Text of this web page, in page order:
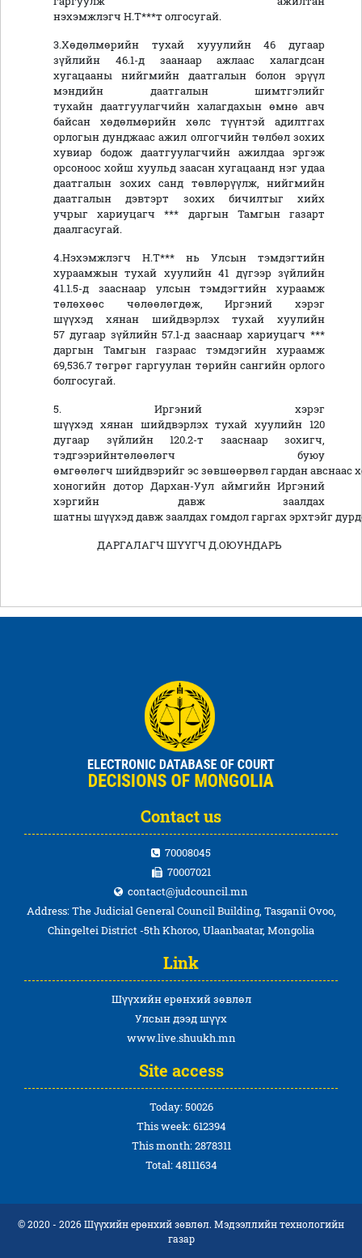
нэхэмжлэгч Н.Т***т олгосугай.
3.Хөдөлмөрийн тухай хууулийн 46 дугаар
зүйлийн 46.1-д заанаар ажлаас халагдсан
хугацааны нийгмийн даатгалын болон эрүүл
мэндийн даатгалын шимтгэлийг
тухайн даатгуулагчийн халагдахын өмнө авч
байсан хөдөлмөрийн хөлс түүнтэй адилтгах
орлогын дунджаас ажил олгогчийн төлбөл зохих
хувиар бодож даатгуулагчийн ажилдаа эргэж
орсоноос хойш хуульд заасан хугацаанд нэг удаа
даатгалын зохих санд төвлөрүүлж, нийгмийн
даатгалын дэвтэрт зохих бичилтыг хийх
учрыг хариуцагч *** даргын Тамгын газарт
даалгасугай.
4.Нэхэмжлэгч Н.Т*** нь Улсын тэмдэгтийн
хураамжын тухай хуулийн 41 дүгээр зүйлийн
41.1.5-д зааснаар улсын тэмдэгтийн хураамж
төлөхөөс чөлөөлөгдөж, Иргэний хэрэг
шүүхэд хянан шийдвэрлэх тухай хуулийн
57 дугаар зүйлийн 57.1-д зааснаар хариуцагч ***
даргын Тамгын газраас тэмдэгийн хураамж
69,536.7 төгрөг гаргуулан төрийн сангийн орлого
болгосугай.
5. Иргэний хэрэг
шүүхэд хянан шийдвэрлэх тухай хуулийн 120
дугаар зүйлийн 120.2-т зааснаар зохигч,
тэдгээрийнтөлөөлөгч буюу
өмгөөлөгч шийдвэрийг эс зөвшөөрвөл гардан авснаас
хоногийн дотор Дархан-Уул аймгийн Иргэний
хэргийн давж заалдах
шатны шүүхэд давж заалдах гомдол гаргах эрхтэйг
ДАРГАЛАГЧ ШҮҮГЧ Д.ОЮУНДАРЬ
Contact us
70008045
70007021
contact@judcouncil.mn
Address: The Judicial General Council Building, Tasganii Ovoo,
Chingeltei District -5th Khoroo, Ulaanbaatar, Mongolia
Link
Шүүхийн ерөнхий зөвлөл
Улсын дээд шүүх
www.live.shuukh.mn
Site access
Today: 50026
This week: 612394
This month: 2878311
Total: 48111634
© 2020 - 2026 Шүүхийн ерөнхий зөвлөл. Мэдээллийн технологийн
газар